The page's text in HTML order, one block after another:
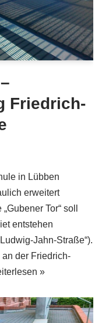
Friedrich-
in Lübben
erweitert
Tor“ soll
entstehen
Jahn-Straße“).
der Friedrich-
»